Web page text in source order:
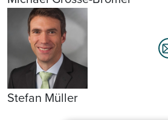
Stefan Müller